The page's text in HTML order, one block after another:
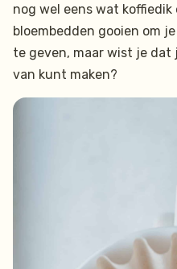
nog wel eens wat koffiedik
bloembedden gooien om
te geven, maar wist je dat
van kunt maken?